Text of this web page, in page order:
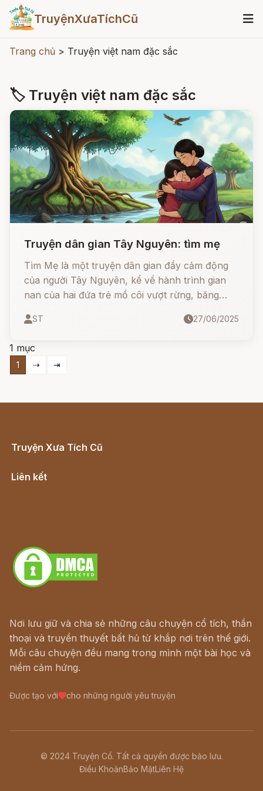
TruyệnXưaTíchCũ
Trang chủ > Truyện việt nam đặc sắc
🏷 Truyện việt nam đặc sắc
Truyện dân gian Tây Nguyên: tìm mẹ
Tìm Mẹ là một truyện dân gian đầy cảm động
của người Tây Nguyên, kể về hành trình gian
nan của hai đứa trẻ mồ côi vượt rừng, băng
Với nét đặc trưng văn hóa bản địa, truyện ca
lòng nhân ái vượt qua mọi nghịch cảnh.
ST 27/06/2025
1 mục
1 ⇢ ⇥
Truyện Xưa Tích Cũ
Liên kết
Nơi lưu giữ và chia sẻ những câu chuyện cổ tích, thần
thoại và truyền thuyết bất hủ từ khắp nơi trên thế giới.
Mỗi câu chuyện đều mang trong mình một bài học và
niềm cảm hứng.
Được tạo với cho những người yêu truyện
© 2024 Truyện Cổ. Tất cả quyền được bảo lưu.
Điều KhoảnBảo MậtLiên Hệ